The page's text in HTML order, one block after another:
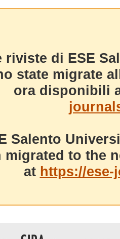
riviste di ESE
state migrate
ora disponibili
Salento
migrated to the
at https://